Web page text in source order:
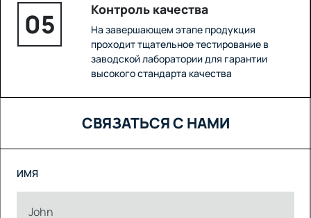
05 Контроль качества
На завершающем этапе продукция
проходит тщательное тестирование в
заводской лаборатории для гарантии
высокого стандарта качества
СВЯЗАТЬСЯ С НАМИ
ИМЯ